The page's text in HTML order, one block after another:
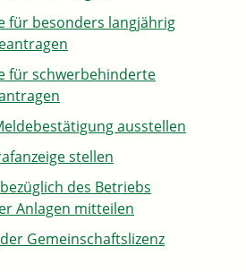
für besonders langjährig
für schwerbehinderte
ausstellen
stellen
des Betriebs
Anlagen mitteilen
Gemeinschaftslizenz